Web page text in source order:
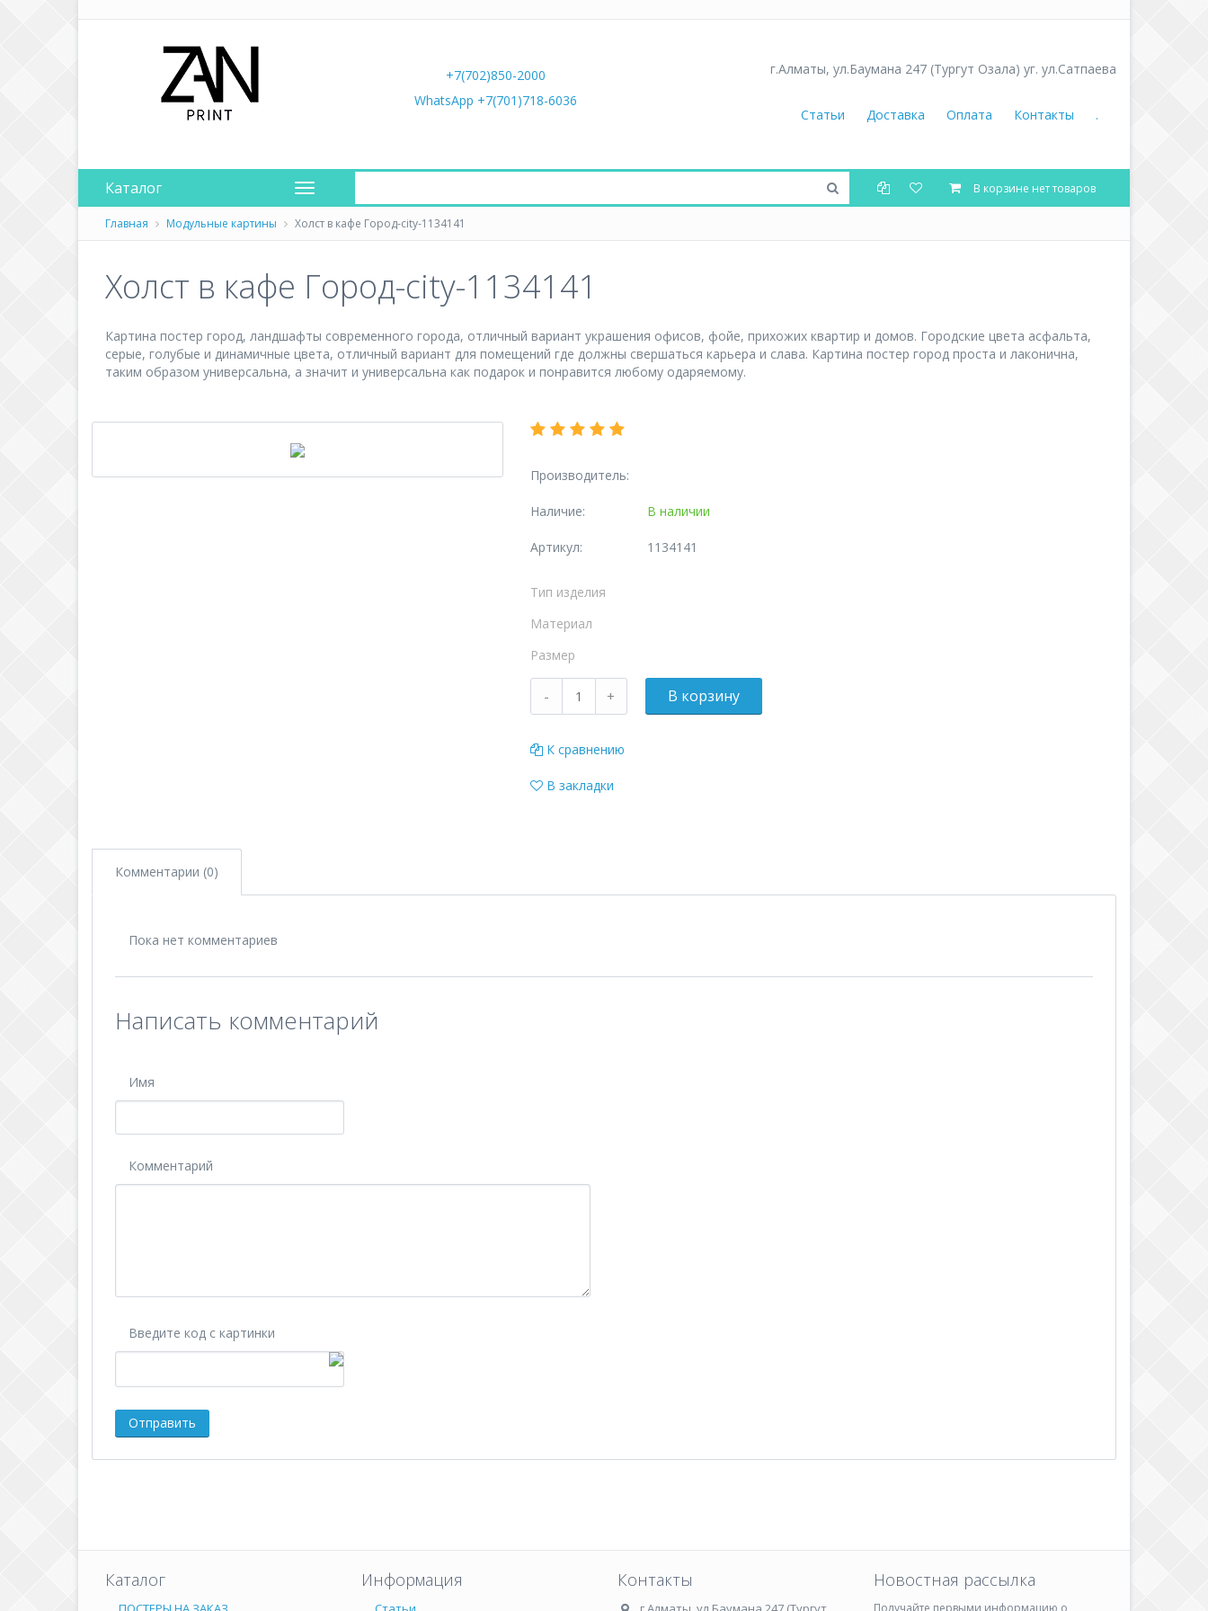
г.Алматы, ул.Баумана 247 (Тургут Озала) уг. ул.Сатпаева
Статьи Доставка Оплата Контакты .
+7(702)850-2000
WhatsApp +7(701)718-6036
Каталог В корзине нет товаров
Главная Модульные картины Холст в кафе Город-city-1134141
Холст в кафе Город-city-1134141
Картина постер город, ландшафты современного города, отличный вариант украшения офисов, фойе, прихожих квартир и домов. Городские цвета асфальта,
серые, голубые и динамичные цвета, отличный вариант для помещений где должны свершаться карьера и слава. Картина постер город проста и лаконична,
таким образом универсальна, а значит и универсальна как подарок и понравится любому одаряемому.
Производитель:
Наличие: В наличии
Артикул: 1134141
Тип изделия
Материал
Размер
К сравнению
В закладки
Комментарии (0)
Пока нет комментариев
Написать комментарий
Имя
Комментарий
Введите код с картинки
Каталог Информация Контакты Новостная рассылка
Получайте первыми информацию о